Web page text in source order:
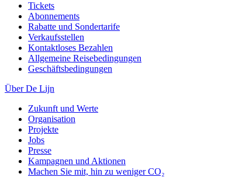
Tickets
Abonnements
Rabatte und Sondertarife
Verkaufsstellen
Kontaktloses Bezahlen
Allgemeine Reisebedingungen
Geschäftsbedingungen
Über De Lijn
Zukunft und Werte
Organisation
Projekte
Jobs
Presse
Kampagnen und Aktionen
Machen Sie mit, hin zu weniger CO₂